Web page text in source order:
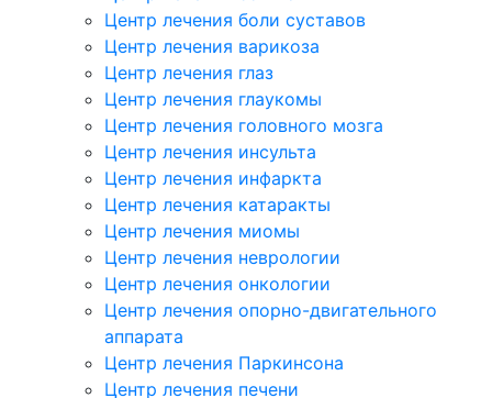
Центр лечения боли суставов
Центр лечения варикоза
Центр лечения глаз
Центр лечения глаукомы
Центр лечения головного мозга
Центр лечения инсульта
Центр лечения инфаркта
Центр лечения катаракты
Центр лечения миомы
Центр лечения неврологии
Центр лечения онкологии
Центр лечения опорно-двигательного
аппарата
Центр лечения Паркинсона
Центр лечения печени